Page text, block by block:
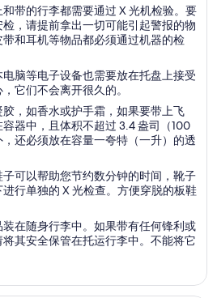
带的行李都需要通过 X 光机检验。要
，请提前拿出一切可能引起警报的物
和耳机等物品都必须通过机器的检
脑等电子设备也需要放在托盘上接受
它们不会离开很久的。
，如香水或护手霜，如果要带上飞
器中，且体积不超过 3.4 盎司（100
还必须放在容量一夸特（一升）的透
子可以帮助您节约数分钟的时间，靴子
行单独的 X 光检查。方便穿脱的板鞋
在随身行李中。如果带有任何锋利或
其安全保管在托运行李中。不能将它